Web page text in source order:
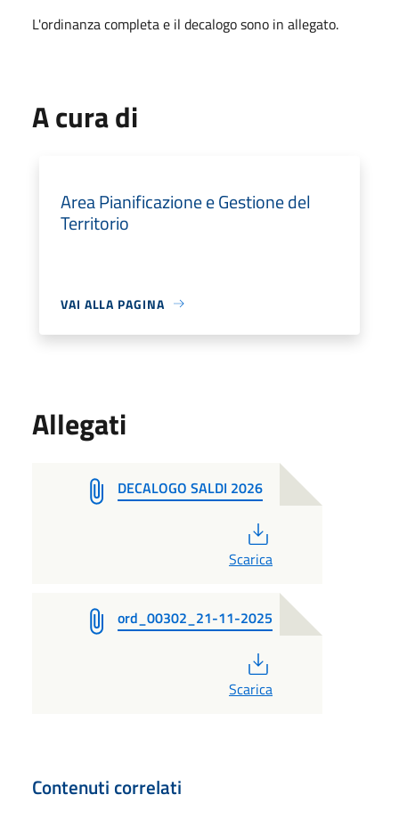
L'ordinanza completa e il decalogo sono in allegato.
A cura di
Area Pianificazione e Gestione del
Territorio
VAI ALLA PAGINA
Allegati
DECALOGO SALDI 2026
Scarica
ord_00302_21-11-2025
Scarica
Contenuti correlati